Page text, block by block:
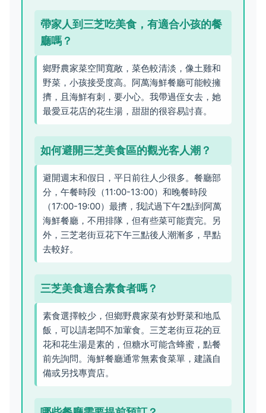
帶家人到三芝吃美食，有適合小孩的餐
廳嗎？
鄉野農家菜空間寬敞，菜色較清淡，像土雞和
野菜，小孩接受度高。阿萬海鮮餐廳可能較擁
擠，且海鮮有刺，要小心。我帶過侄女去，她
最愛豆花店的花生湯，甜甜的很容易討喜。
如何避開三芝美食區的觀光客人潮？
避開週末和假日，平日前往人少很多。餐廳部
分，午餐時段（11:00-13:00）和晚餐時段
（17:00-19:00）最擠，我試過下午2點到阿萬
海鮮餐廳，不用排隊，但有些菜可能賣完。另
外，三芝老街豆花下午三點後人潮漸多，早點
去較好。
三芝美食適合素食者嗎？
素食選擇較少，但鄉野農家菜有炒野菜和地瓜
飯，可以請老闆不加葷食。三芝老街豆花的豆
花和花生湯是素的，但糖水可能含蜂蜜，點餐
前先詢問。海鮮餐廳通常無素食菜單，建議自
備或另找專賣店。